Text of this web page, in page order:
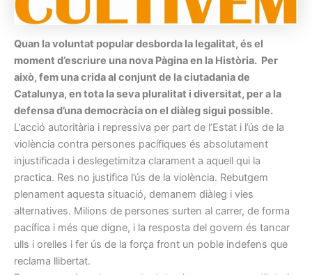
Quan la voluntat popular desborda la legalitat, és el
moment d’escriure una nova Pàgina en la Història. Per
això, fem una crida al conjunt de la ciutadania de
Catalunya, en tota la seva pluralitat i diversitat, per a la
defensa d’una democràcia on el diàleg sigui possible.
L’acció autoritària i repressiva per part de l’Estat i l’ús de la
violència contra persones pacífiques és absolutament
injustificada i deslegetimitza clarament a aquell qui la
practica. Res no justifica l’ús de la violència. Rebutgem
plenament aquesta situació, demanem diàleg i vies
alternatives. Milions de persones surten al carrer, de forma
pacífica i més que digne, i la resposta del govern és tancar
ulls i orelles i fer ús de la força front un poble indefens que
reclama llibertat.